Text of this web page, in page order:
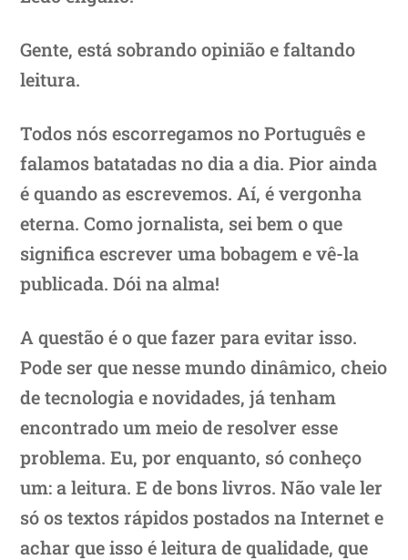
Gente, está sobrando opinião e faltando
leitura.
Todos nós escorregamos no Português e
falamos batatadas no dia a dia. Pior ainda
é quando as escrevemos. Aí, é vergonha
eterna. Como jornalista, sei bem o que
significa escrever uma bobagem e vê-la
publicada. Dói na alma!
A questão é o que fazer para evitar isso.
Pode ser que nesse mundo dinâmico, cheio
de tecnologia e novidades, já tenham
encontrado um meio de resolver esse
problema. Eu, por enquanto, só conheço
um: a leitura. E de bons livros. Não vale ler
só os textos rápidos postados na Internet e
achar que isso é leitura de qualidade, que